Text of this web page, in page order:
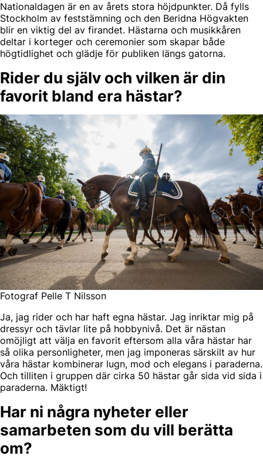
Nationaldagen är en av årets stora höjdpunkter. Då fylls
Stockholm av feststämning och den Beridna Högvakten
blir en viktig del av firandet. Hästarna och musikkåren
deltar i korteger och ceremonier som skapar både
högtidlighet och glädje för publiken längs gatorna.
Rider du själv och vilken är din
favorit bland era hästar?
Fotograf Pelle T Nilsson
Ja, jag rider och har haft egna hästar. Jag inriktar mig på
dressyr och tävlar lite på hobbynivå. Det är nästan
omöjligt att välja en favorit eftersom alla våra hästar har
så olika personligheter, men jag imponeras särskilt av hur
våra hästar kombinerar lugn, mod och elegans i paraderna.
Och tilliten i gruppen där cirka 50 hästar går sida vid sida i
paraderna. Mäktigt!
Har ni några nyheter eller
samarbeten som du vill berätta
om?